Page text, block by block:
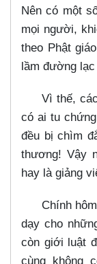
Nên có một
mọi người,
theo Phật
lầm đường
Vì thế,
có ai tu
đều bị chìm
thương! Vậy
hay là giảng
Chính
dạy cho
còn giới luật
cùng không